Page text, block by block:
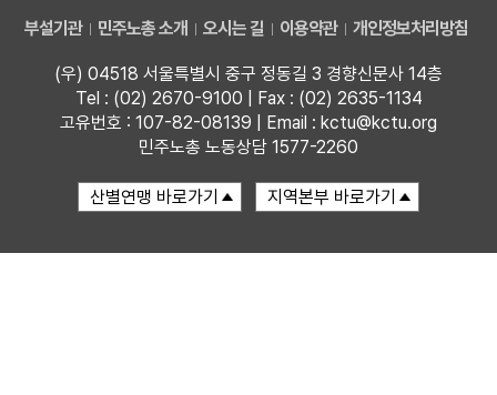
부설기관 민주노총 소개 오시는 길 이용약관 개인정보처리방침
(우) 04518 서울특별시 중구 정동길 3 경향신문사 14층
Tel : (02) 2670-9100 | Fax : (02) 2635-1134
고유번호 : 107-82-08139 | Email : kctu@kctu.org
민주노총 노동상담 1577-2260